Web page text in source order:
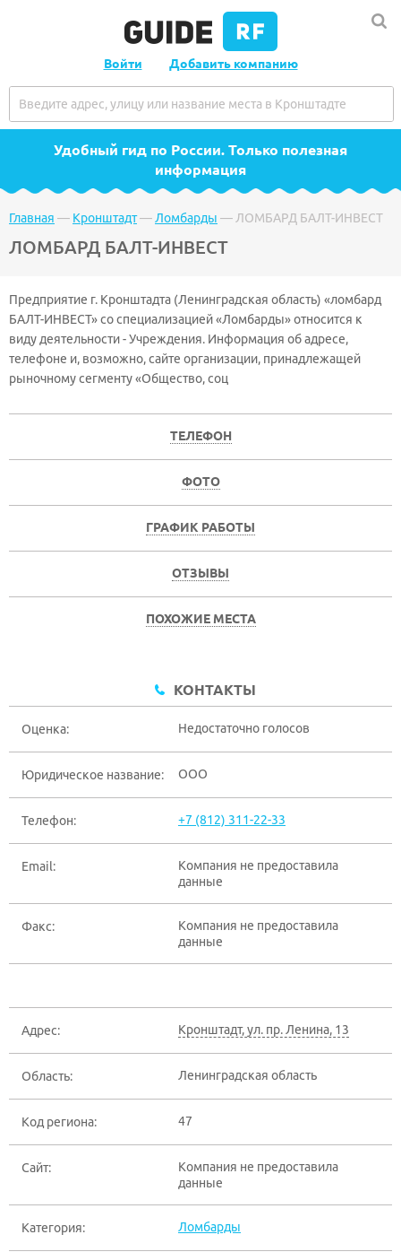
Войти Добавить компанию
Удобный гид по России. Только полезная
информация
Главная — Кронштадт—Ломбарды — ЛОМБАРД БАЛТ-ИНВЕСТ
ЛОМБАРД БАЛТ-ИНВЕСТ
Предприятие г. Кронштадта (Ленинградская область) «ломбард
БАЛТ-ИНВЕСТ» со специализацией «Ломбарды» относится к
виду деятельности - Учреждения. Информация об адресе,
телефоне и, возможно, сайте организации, принадлежащей
рыночному сегменту «Общество, соц
ТЕЛЕФОН
ФОТО
ГРАФИК РАБОТЫ
ОТЗЫВЫ
ПОХОЖИЕ МЕСТА
КОНТАКТЫ
Оценка: Недостаточно голосов
Юридическое название: ООО
Телефон: +7 (812) 311-22-33
Email:
Компания не предоставила
данные
Факс:
Компания не предоставила
данные
Адрес: Кронштадт,ул. пр. Ленина, 13
Область: Ленинградская область
Код региона: 47
Сайт:
Компания не предоставила
данные
Категория: Ломбарды